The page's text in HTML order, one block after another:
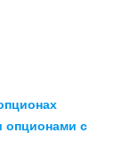
опционами с